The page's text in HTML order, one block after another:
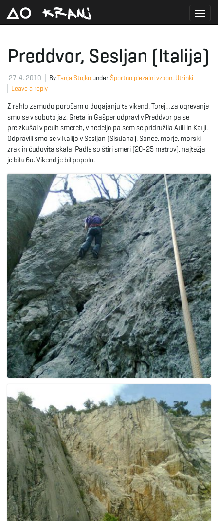
g
l
e
n
a
v
i
g
a
Preddvor, Sesljan (Italija)
27. 4. 2010 ByTanja Stojko under Športno plezalni vzpon, Utrinki
Leave a reply
Z rahlo zamudo poročam o dogajanju ta vikend. Torej…za ogrevanje
smo se v soboto jaz, Greta in Gašper odpravl v Preddvor pa se
preizkušal v petih smereh, v nedeljo pa sem se pridružila Atili in Katji.
Odpravili smo se v Italijo v Sesljan (Sistiana). Sonce, morje, morski
zrak in čudovita skala. Padle so štiri smeri (20-25 metrov), najtežja
je bila 6a. Vikend je bil popoln.